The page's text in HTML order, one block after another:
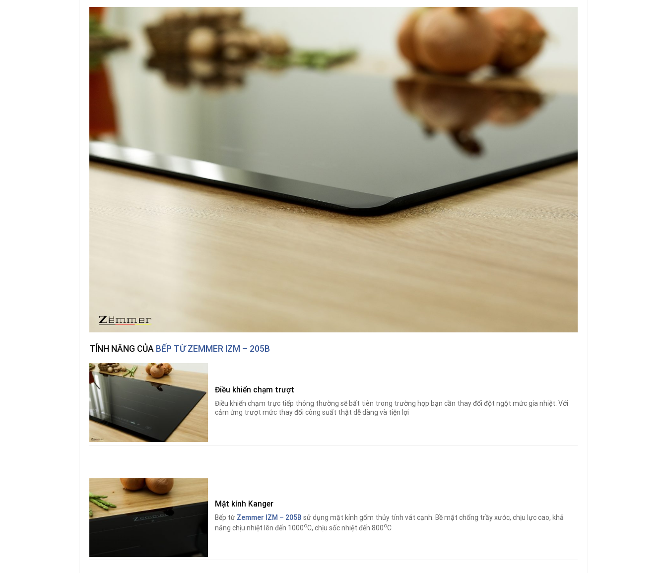
TÍNH NĂNG CỦA BẾP TỪ ZEMMER IZM – 205B
Điều khiển chạm trượt
Điều khiển chạm trực tiếp thông thường sẽ bất tiên trong trường hợp bạn cần thay đổi đột ngột mức gia nhiệt. Với
cảm ứng trượt mức thay đổi công suất thật dễ dàng và tiện lợi
Mặt kính Kanger
Bếp từ Zemmer IZM – 205B sử dụng mặt kính gốm thủy tính vát cạnh. Bề mặt chống trầy xước, chịu lực cao, khả
năng chịu nhiệt lên đến 1000oC, chịu sốc nhiệt đến 800oC